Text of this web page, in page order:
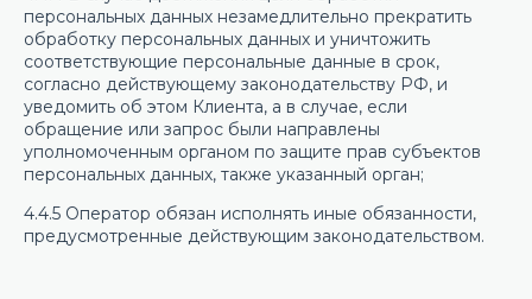
персональных данных незамедлительно прекратить
обработку персональных данных и уничтожить
соответствующие персональные данные в срок,
согласно действующему законодательству РФ, и
уведомить об этом Клиента, а в случае, если
обращение или запрос были направлены
уполномоченным органом по защите прав субъектов
персональных данных, также указанный орган;
4.4.5 Оператор обязан исполнять иные обязанности,
предусмотренные действующим законодательством.